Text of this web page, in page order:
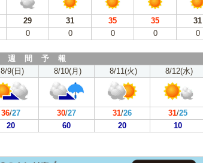
29 31 35 35 31
0 0 0 0 0
週 間 予 報
8/9(日) 8/10(月) 8/11(火) 8/12(水)
36/27 30/27 31/26 31/25
20 60 20 10